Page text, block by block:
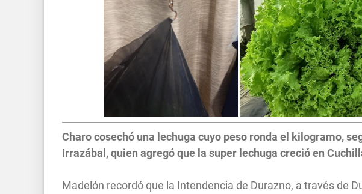
Charo cosechó una lechuga cuyo peso ronda el kilogramo,
Irrazábal, quien agregó que la super lechuga creció en
Madelón recordó que la Intendencia de Durazno, a través de